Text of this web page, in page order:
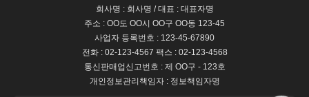
회사명 : 회사명 / 대표 : 대표자명
주소 : OO도 OO시 OO구 OO동 123-45
사업자 등록번호 : 123-45-67890
전화 : 02-123-4567 팩스 : 02-123-4568
통신판매업신고번호 : 제 OO구 - 123호
개인정보관리책임자 : 정보책임자명